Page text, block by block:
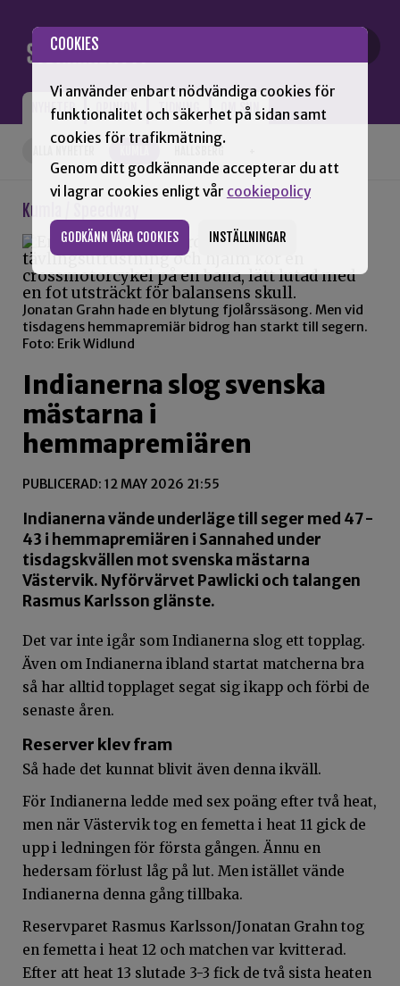
COOKIES
Vi använder enbart nödvändiga cookies för
funktionalitet och säkerhet på sidan samt
cookies för trafikmätning.
Genom ditt godkännande accepterar du att
vi lagrar cookies enligt vår cookiepolicy
GODKÄNN VÅRA COOKIES INSTÄLLNINGAR
NYHETER OPINION TIDNING OM SNN
HALLSBERG
Kumla / Speedway
Jonatan Grahn hade en blytung fjolårssäsong. Men vid
tisdagens hemmapremiär bidrog han starkt till segern.
Foto: Erik Widlund
Indianerna slog svenska
mästarna i
hemmapremiären
PUBLICERAD: 12 MAY 2026 21:55
Indianerna vände underläge till seger med 47-
43 i hemmapremiären i Sannahed under
tisdagskvällen mot svenska mästarna
Västervik. Nyförvärvet Pawlicki och talangen
Rasmus Karlsson glänste.
Det var inte igår som Indianerna slog ett topplag.
Även om Indianerna ibland startat matcherna bra
så har alltid topplaget segat sig ikapp och förbi de
senaste åren.
Reserver klev fram
Så hade det kunnat blivit även denna ikväll.
För Indianerna ledde med sex poäng efter två heat,
men när Västervik tog en femetta i heat 11 gick de
upp i ledningen för första gången. Ännu en
hedersam förlust låg på lut. Men istället vände
Indianerna denna gång tillbaka.
Reservparet Rasmus Karlsson/Jonatan Grahn tog
en femetta i heat 12 och matchen var kvitterad.
Efter att heat 13 slutade 3-3 fick de två sista heaten